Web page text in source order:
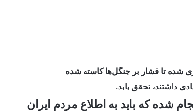
داشتند، تحقق یابد.
شده که باید به اطلاع مردم ایران